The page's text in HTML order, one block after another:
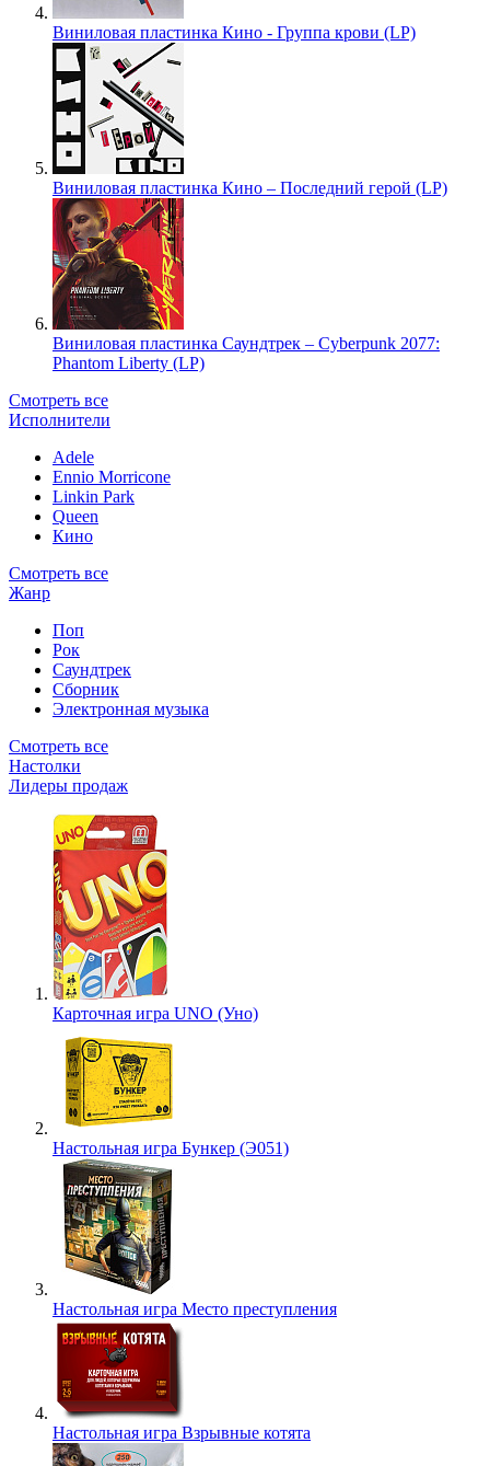
Виниловая пластинка Кино - Группа крови (LP)
Виниловая пластинка Кино – Последний герой (LP)
Виниловая пластинка Саундтрек – Cyberpunk 2077:
Phantom Liberty (LP)
Смотреть все
Исполнители
Adele
Ennio Morricone
Linkin Park
Queen
Кино
Смотреть все
Жанр
Поп
Рок
Саундтрек
Сборник
Электронная музыка
Смотреть все
Настолки
Лидеры продаж
Карточная игра UNO (Уно)
Настольная игра Бункер (Э051)
Настольная игра Место преступления
Настольная игра Взрывные котята